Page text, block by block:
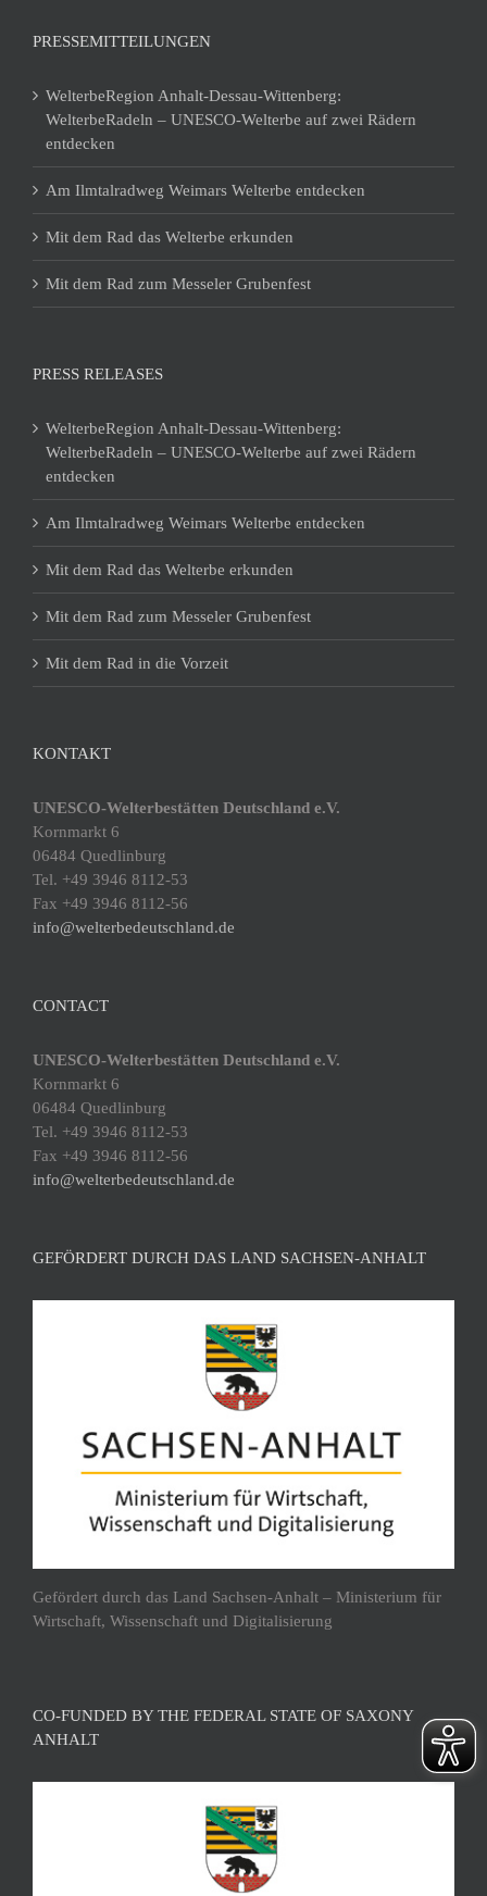
PRESSEMITTEILUNGEN
WelterbeRegion Anhalt-Dessau-Wittenberg:
WelterbeRadeln – UNESCO-Welterbe auf zwei Rädern
entdecken
Am Ilmtalradweg Weimars Welterbe entdecken
Mit dem Rad das Welterbe erkunden
Mit dem Rad zum Messeler Grubenfest
PRESS RELEASES
WelterbeRegion Anhalt-Dessau-Wittenberg:
WelterbeRadeln – UNESCO-Welterbe auf zwei Rädern
entdecken
Am Ilmtalradweg Weimars Welterbe entdecken
Mit dem Rad das Welterbe erkunden
Mit dem Rad zum Messeler Grubenfest
Mit dem Rad in die Vorzeit
KONTAKT
UNESCO-Welterbestätten Deutschland e.V.
Kornmarkt 6
06484 Quedlinburg
Tel. +49 3946 8112-53
Fax +49 3946 8112-56
info@welterbedeutschland.de
CONTACT
UNESCO-Welterbestätten Deutschland e.V.
Kornmarkt 6
06484 Quedlinburg
Tel. +49 3946 8112-53
Fax +49 3946 8112-56
info@welterbedeutschland.de
GEFÖRDERT DURCH DAS LAND SACHSEN-ANHALT
Gefördert durch das Land Sachsen-Anhalt – Ministerium für
Wirtschaft, Wissenschaft und Digitalisierung
CO-FUNDED BY THE FEDERAL STATE OF SAXONY
ANHALT